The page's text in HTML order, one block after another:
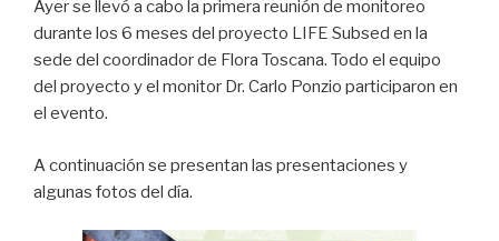
Ayer se llevó a cabo la primera reunión de monitoreo
durante los 6 meses del proyecto LIFE Subsed en la
sede del coordinador de Flora Toscana. Todo el equipo
del proyecto y el monitor Dr. Carlo Ponzio participaron en
el evento.
A continuación se presentan las presentaciones y
algunas fotos del día.